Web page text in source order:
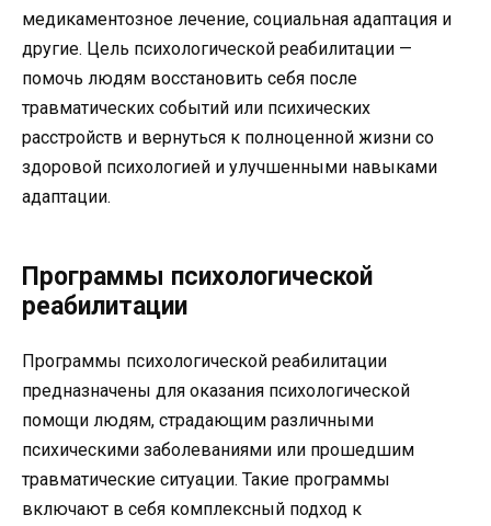
медикаментозное лечение, социальная адаптация и
другие. Цель психологической реабилитации —
помочь людям восстановить себя после
травматических событий или психических
расстройств и вернуться к полноценной жизни со
здоровой психологией и улучшенными навыками
адаптации.
Программы психологической
реабилитации
Программы психологической реабилитации
предназначены для оказания психологической
помощи людям, страдающим различными
психическими заболеваниями или прошедшим
травматические ситуации. Такие программы
включают в себя комплексный подход к